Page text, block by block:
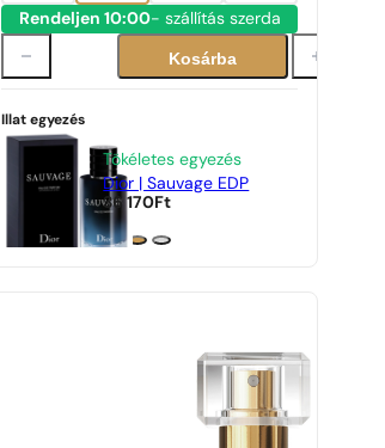
Rendeljen 10:00- szállítás szerda
Kosárba
Illat egyezés
Tökéletes egyezés
Dior | Sauvage EDP
36 170Ft